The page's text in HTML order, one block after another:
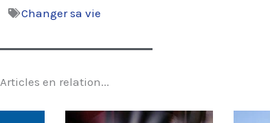
Changer sa vie
Articles en relation...